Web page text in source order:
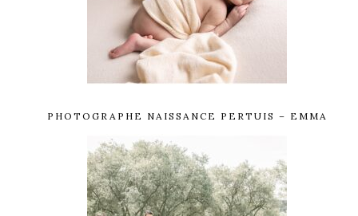
PHOTOGRAPHE NAISSANCE PERTUIS – EMMA